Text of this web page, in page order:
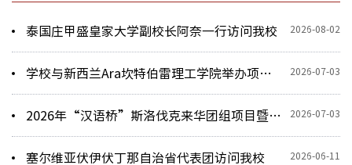
2026-08-02
泰国庄甲盛皇家大学副校长阿奈一行访问我校
2026-07-03
学校与新西兰Ara坎特伯雷理工学院举办项目联合管理委员会第八次会议
2026-07-03
2026年“汉语桥”斯洛伐克来华团组项目暨中医孔子课堂夏令营顺利开营
2026-06-11
塞尔维亚伏伊伏丁那自治省代表团访问我校